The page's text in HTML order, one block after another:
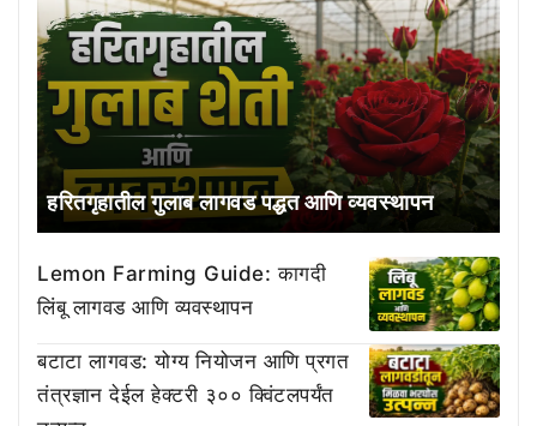
हरितगृहातील गुलाब लागवड पद्धत आणि व्यवस्थापन
Lemon Farming Guide: कागदी
लिंबू लागवड आणि व्यवस्थापन
बटाटा लागवड: योग्य नियोजन आणि प्रगत
तंत्रज्ञान देईल हेक्टरी ३०० क्विंटलपर्यंत